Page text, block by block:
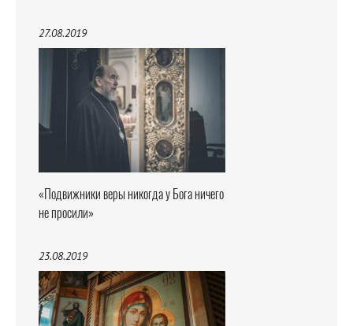
27.08.2019
«Подвижники веры никогда у Бога ничего
не просили»
23.08.2019